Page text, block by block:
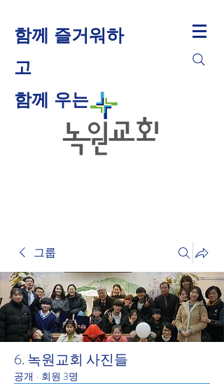
함께 즐거워하
고
​함께 우는
그룹
6. 녹원교회 사진들
공개 · 회원 3명